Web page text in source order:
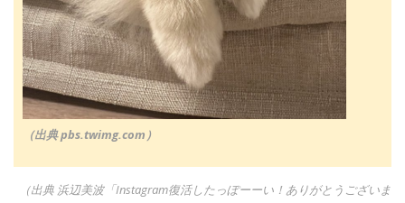
（出典 pbs.twimg.com）
（出典 浜辺美波「Instagram復活したっぽーーい！ありがとうございま